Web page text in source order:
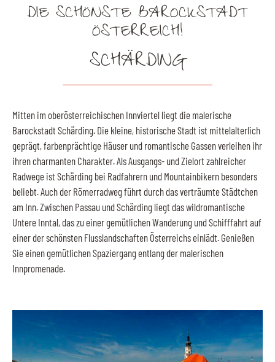
DIE SCHÖNSTE BAROCKSTADT
ÖSTERREICH!
SCHÄRDING
Mitten im oberösterreichischen Innviertel liegt die malerische
Barockstadt Schärding. Die kleine, historische Stadt ist mittelalterlich
geprägt, farbenprächtige Häuser und romantische Gassen verleihen ihr
ihren charmanten Charakter. Als Ausgangs- und Zielort zahlreicher
Radwege ist Schärding bei Radfahrern und Mountainbikern besonders
beliebt. Auch der Römerradweg führt durch das verträumte Städtchen
am Inn. Zwischen Passau und Schärding liegt das wildromantische
Untere Inntal, das zu einer gemütlichen Wanderung und Schifffahrt auf
einer der schönsten Flusslandschaften Österreichs einlädt. Genießen
Sie einen gemütlichen Spaziergang entlang der malerischen
Innpromenade.